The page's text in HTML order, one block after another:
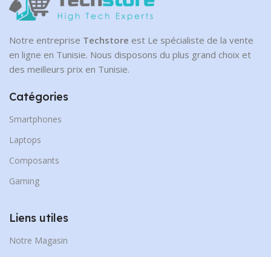
Notre entreprise Techstore est Le spécialiste de la vente
en ligne en Tunisie. Nous disposons du plus grand choix et
des meilleurs prix en Tunisie.
Catégories
Smartphones
Laptops
Composants
Gaming
Liens utiles
Notre Magasin